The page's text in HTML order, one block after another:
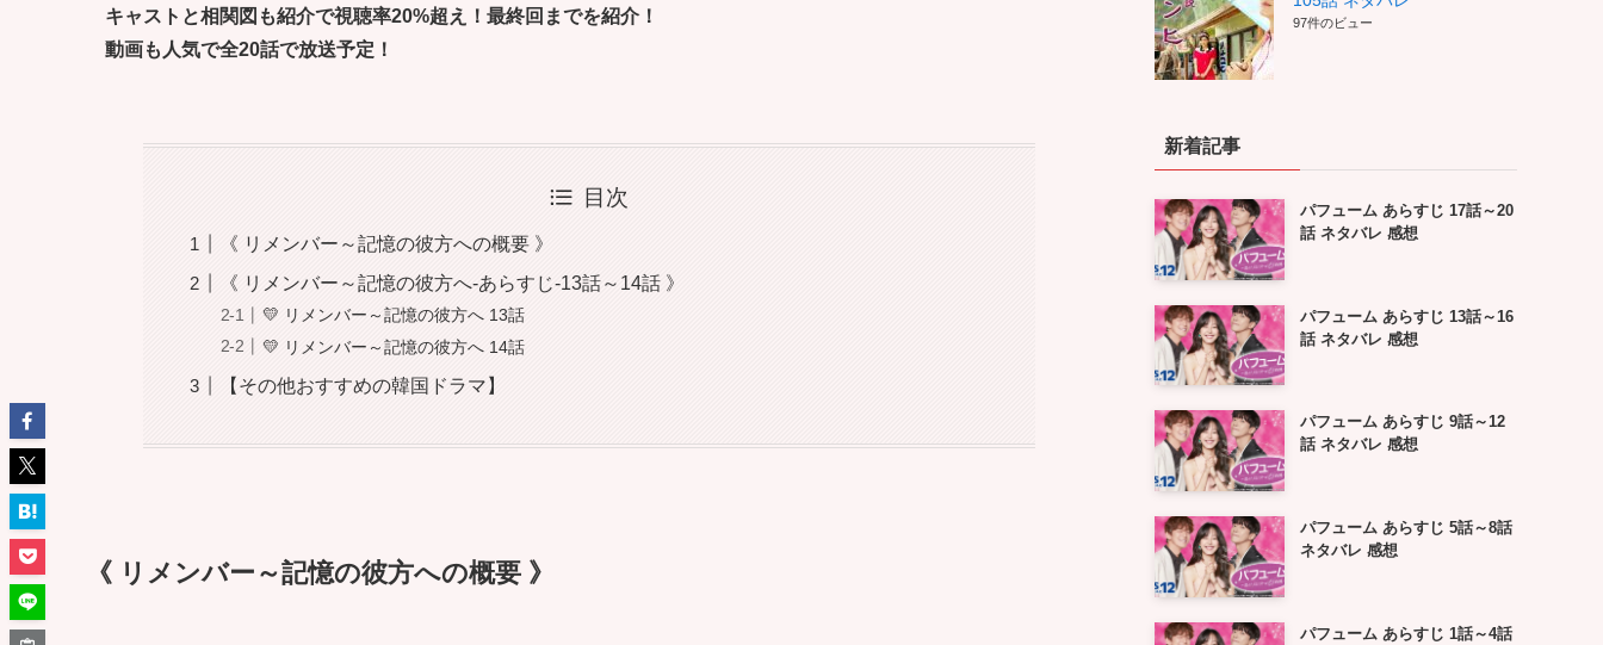
キャストと相関図も紹介で視聴率20%超え！最終回までを紹介！
動画も人気で全20話で放送予定！
目次
《 リメンバー～記憶の彼方への概要 》
《 リメンバー～記憶の彼方へ-あらすじ-13話～14話 》
💛 リメンバー～記憶の彼方へ 13話
💛 リメンバー～記憶の彼方へ 14話
【その他おすすめの韓国ドラマ】
《 リメンバー～記憶の彼方への概要 》
97件のビュー
新着記事
パフューム あらすじ 17話～20
話 ネタバレ 感想
パフューム あらすじ 13話～16
話 ネタバレ 感想
パフューム あらすじ 9話～12
話 ネタバレ 感想
パフューム あらすじ 5話～8話
ネタバレ 感想
パフューム あらすじ 1話～4話